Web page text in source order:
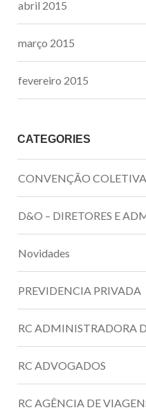
abril 2015
março 2015
fevereiro 2015
CATEGORIES
CONVENÇÃO
D&O – DIRETORES E
Novidades
PREVIDENCIA PRIVADA
RC ADMINISTRADORA
RC ADVOGADOS
RC AGÊNCIA DE